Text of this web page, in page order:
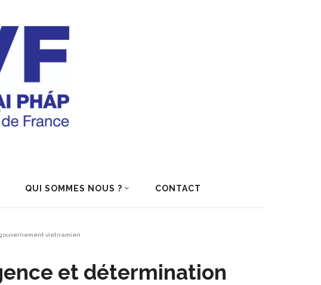
QUI SOMMES NOUS ? CONTACT
vietnamien
et détermination